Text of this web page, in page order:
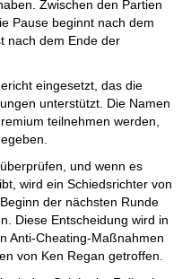
Zwischen den Partien
Pause beginnt nach dem
nach dem Ende der
eingesetzt, das die
unterstützt. Die Namen
teilnehmen werden,
und wenn es
wird ein Schiedsrichter von
der nächsten Runde
Diese Entscheidung wird in
Anti-Cheating-Maßnahmen
von Ken Regan getroffen.